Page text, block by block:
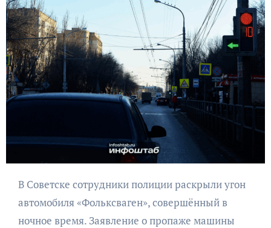
В Советске сотрудники полиции раскрыли угон
автомобиля «Фольксваген», совершённый в
ночное время. Заявление о пропаже машины